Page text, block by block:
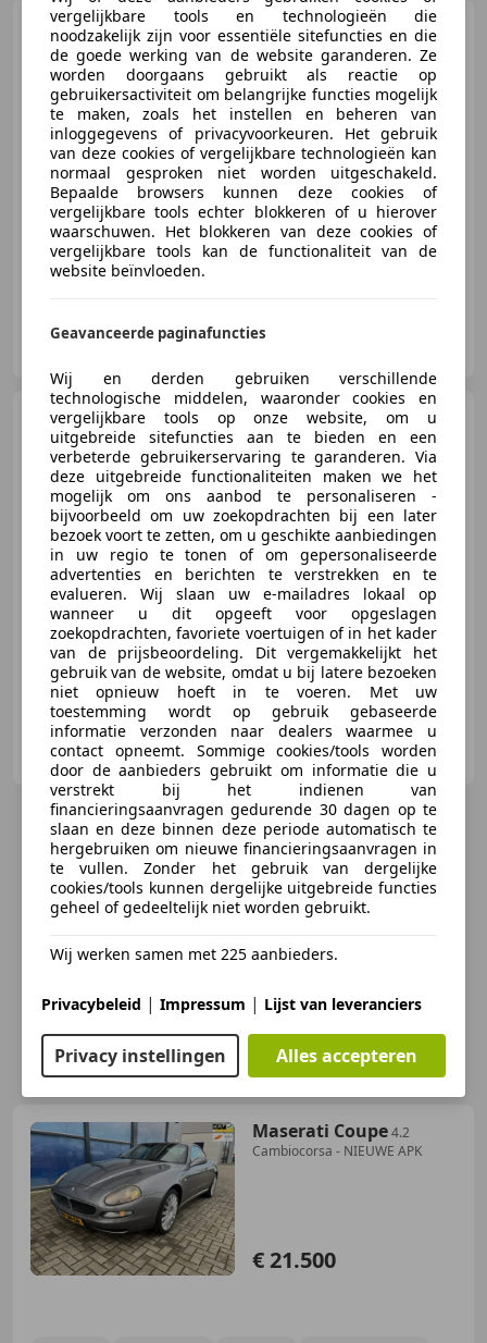
Maserati Coupe
Mistral
4000 "Maserati Classiche
certified" Though
€ 149.500
01/1966 43.703 km Benzine -/-
Gallery Aaldering
Maserati Coupe4.2
Cambiocorsa
€ 22.500
01/2003 187.603 km Benzine 287 kW (390 PK)
Autobedrijf Henk van der Sluis
NL-9044 MA BITGUM
Maserati Coupe4.2
Cambiocorsa - NIEUWE APK
€ 21.500
vergelijkbare tools en technologieën die
noodzakelijk zijn voor essentiële sitefuncties en die
de goede werking van de website garanderen. Ze
worden doorgaans gebruikt als reactie op
gebruikersactiviteit om belangrijke functies mogelijk
te maken, zoals het instellen en beheren van
inloggegevens of privacyvoorkeuren. Het gebruik
van deze cookies of vergelijkbare technologieën kan
normaal gesproken niet worden uitgeschakeld.
Bepaalde browsers kunnen deze cookies of
vergelijkbare tools echter blokkeren of u hierover
waarschuwen. Het blokkeren van deze cookies of
vergelijkbare tools kan de functionaliteit van de
website beïnvloeden.
Geavanceerde paginafuncties
Wij en derden gebruiken verschillende
technologische middelen, waaronder cookies en
vergelijkbare tools op onze website, om u
uitgebreide sitefuncties aan te bieden en een
verbeterde gebruikerservaring te garanderen. Via
deze uitgebreide functionaliteiten maken we het
mogelijk om ons aanbod te personaliseren -
bijvoorbeeld om uw zoekopdrachten bij een later
bezoek voort te zetten, om u geschikte aanbiedingen
in uw regio te tonen of om gepersonaliseerde
advertenties en berichten te verstrekken en te
evalueren. Wij slaan uw e-mailadres lokaal op
wanneer u dit opgeeft voor opgeslagen
zoekopdrachten, favoriete voertuigen of in het kader
van de prijsbeoordeling. Dit vergemakkelijkt het
gebruik van de website, omdat u bij latere bezoeken
niet opnieuw hoeft in te voeren. Met uw
toestemming wordt op gebruik gebaseerde
informatie verzonden naar dealers waarmee u
contact opneemt. Sommige cookies/tools worden
door de aanbieders gebruikt om informatie die u
verstrekt bij het indienen van
financieringsaanvragen gedurende 30 dagen op te
slaan en deze binnen deze periode automatisch te
hergebruiken om nieuwe financieringsaanvragen in
te vullen. Zonder het gebruik van dergelijke
cookies/tools kunnen dergelijke uitgebreide functies
geheel of gedeeltelijk niet worden gebruikt.
Wij werken samen met 225 aanbieders.
Privacybeleid | Impressum | Lijst van leveranciers
Privacy instellingen Alles accepteren